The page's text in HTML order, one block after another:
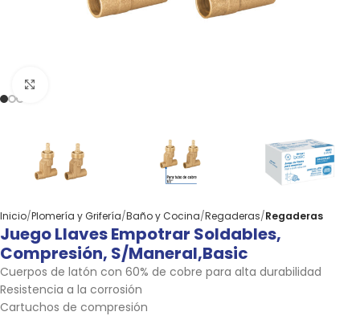
Inicio Plomería y Grifería Baño y Cocina Regaderas Regaderas
Juego Llaves Empotrar Soldables,
Compresión, S/maneral,Basic
Cuerpos de latón con 60% de cobre para alta durabilidad
Resistencia a la corrosión
Cartuchos de compresión